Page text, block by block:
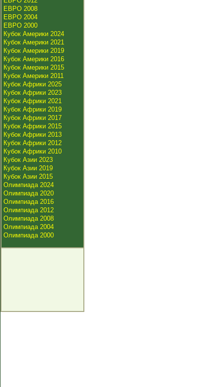
ЕВРО 2008
ЕВРО 2004
ЕВРО 2000
Кубок Америки 2024
Кубок Америки 2021
Кубок Америки 2019
Кубок Америки 2016
Кубок Америки 2015
Кубок Америки 2011
Кубок Африки 2025
Кубок Африки 2023
Кубок Африки 2021
Кубок Африки 2019
Кубок Африки 2017
Кубок Африки 2015
Кубок Африки 2013
Кубок Африки 2012
Кубок Африки 2010
Кубок Азии 2023
Кубок Азии 2019
Кубок Азии 2015
Олимпиада 2024
Олимпиада 2020
Олимпиада 2016
Олимпиада 2012
Олимпиада 2008
Олимпиада 2004
Олимпиада 2000